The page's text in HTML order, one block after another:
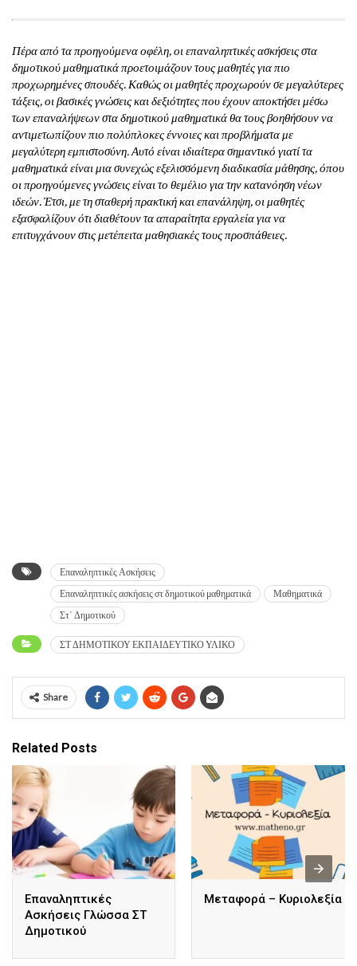
Πέρα από τα προηγούμενα οφέλη, οι επαναληπτικές ασκήσεις στα
δημοτικού μαθηματικά προετοιμάζουν τους μαθητές για πιο
προχωρημένες σπουδές. Καθώς οι μαθητές προχωρούν σε μεγαλύτερες
τάξεις, οι βασικές γνώσεις και δεξιότητες που έχουν αποκτήσει μέσω
των επαναλήψεων στα δημοτικού μαθηματικά θα τους βοηθήσουν να
αντιμετωπίζουν πιο πολύπλοκες έννοιες και προβλήματα με
μεγαλύτερη εμπιστοσύνη. Αυτό είναι ιδιαίτερα σημαντικό γιατί τα
μαθηματικά είναι μια συνεχώς εξελισσόμενη διαδικασία μάθησης, όπου
οι προηγούμενες γνώσεις είναι το θεμέλιο για την κατανόηση νέων
ιδεών. Έτσι, με τη σταθερή πρακτική και επανάληψη, οι μαθητές
εξασφαλίζουν ότι διαθέτουν τα απαραίτητα εργαλεία για να
επιτυγχάνουν στις μετέπειτα μαθησιακές τους προσπάθειες.
Επαναληπτικές Ασκήσεις
Επαναληπτικές ασκήσεις στ δημοτικού μαθηματικά
Μαθηματικά
Στ΄ Δημοτικού
ΣΤ ΔΗΜΟΤΙΚΟΥ ΕΚΠΑΙΔΕΥΤΙΚΟ ΥΛΙΚΟ
Share
Related Posts
Επαναληπτικές
Ασκήσεις Γλώσσα ΣΤ
Δημοτικού​
Μεταφορά – Κυριολεξία